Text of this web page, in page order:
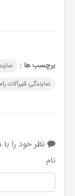
برچسب ها :
نمایندگی شیرآلات
نظر خود را با
نام